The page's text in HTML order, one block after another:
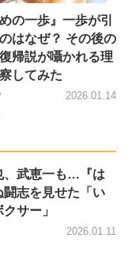
めの一歩』一歩が引
はなぜ？ その後の
帰説が囁かれる理
してみた
2026.01.14
、武恵一も…『は
闘志を見せた「い
サー」
2026.01.11